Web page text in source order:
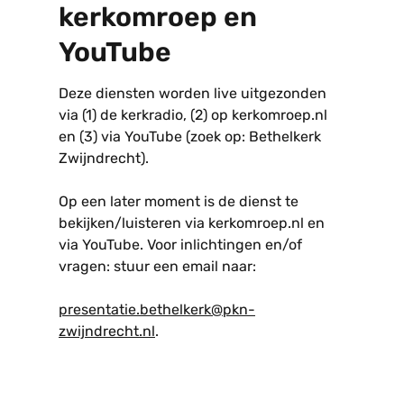
kerkomroep en
YouTube
Deze diensten worden live uitgezonden
via (1) de kerkradio, (2) op kerkomroep.nl
en (3) via YouTube (zoek op: Bethelkerk
Zwijndrecht).
Op een later moment is de dienst te
bekijken/luisteren via kerkomroep.nl en
via YouTube. Voor inlichtingen en/of
vragen: stuur een email naar:
presentatie.bethelkerk@pkn-
zwijndrecht.nl.